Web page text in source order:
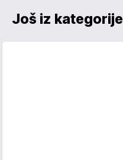
Još iz kategorije